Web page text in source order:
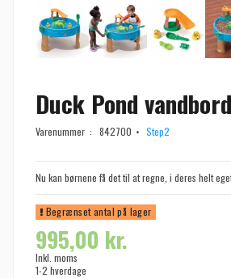
Duck Pond
Varenummer : 842700 Step2
Nu kan børnene få det til at regne, i deres helt
Begrænset antal på lager
995,00 kr.
Inkl. moms
1-2 hverdage